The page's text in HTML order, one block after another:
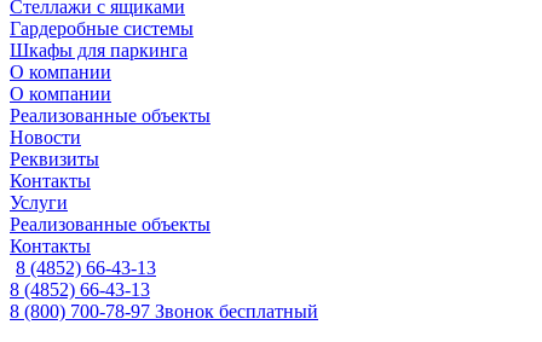
Стеллажи с ящиками
Гардеробные системы
Шкафы для паркинга
О компании
О компании
Реализованные объекты
Новости
Реквизиты
Контакты
Услуги
Реализованные объекты
Контакты
8 (4852) 66-43-13
8 (4852) 66-43-13
8 (800) 700-78-97 Звонок бесплатный